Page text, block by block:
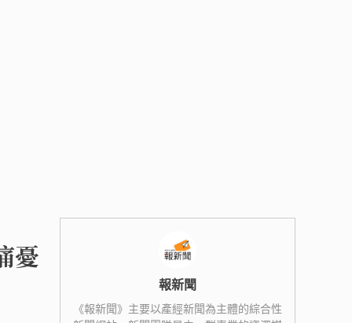
憂
報新聞
《報新聞》主要以產經新聞為主體的綜合性